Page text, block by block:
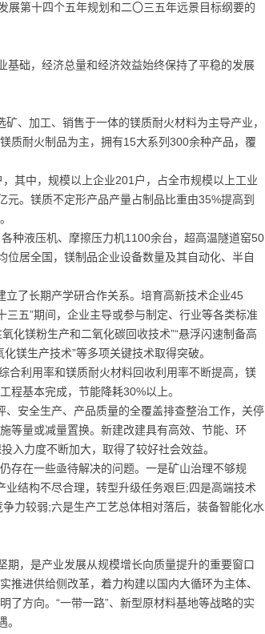
第十四个五年规划和二〇三五年远景目标纲要的
基础，经济总量和经济效益始终保持了平稳的发展
、加工、销售于一体的镁质耐火材料为主导产业，
质耐火制品为主，拥有15大系列300余种产品，覆
其中，规模以上企业201户，占全市规模以上工业
。镁质不定形产品产量占制品比重由35%提高到
种液压机、摩擦压力机1100余台，超高温隧道窑50
居全国，镁制品企业设备数量及其自动化、半自
了长期产学研合作关系。培育高新技术企业45
五”期间，企业主导或参与制定、行业等各类标准
化镁粉生产和二氧化碳回收技术”“悬浮闪速制备高
镁生产技术”等多项关键技术取得突破。
合利用率和镁质耐火材料回收利用率不断提高，镁
程基本完成，节能降耗30%以上。
、安全生产、产品质量的全覆盖排查整治工作，关停
等量或减量置换。新建改建具有高效、节能、环
入力度不断加大，取得了较好社会效益。
存在一些亟待解决的问题。一是矿山治理不够规
结构不尽合理，转型升级任务艰巨;四是高端技术
力较弱;六是生产工艺总体相对落后，装备智能化水
期，是产业发展从规模增长向质量提升的重要窗口
进供给侧改革，着力构建以国内大循环为主体、
了方向。“一带一路”、新型原材料基地等战略的实